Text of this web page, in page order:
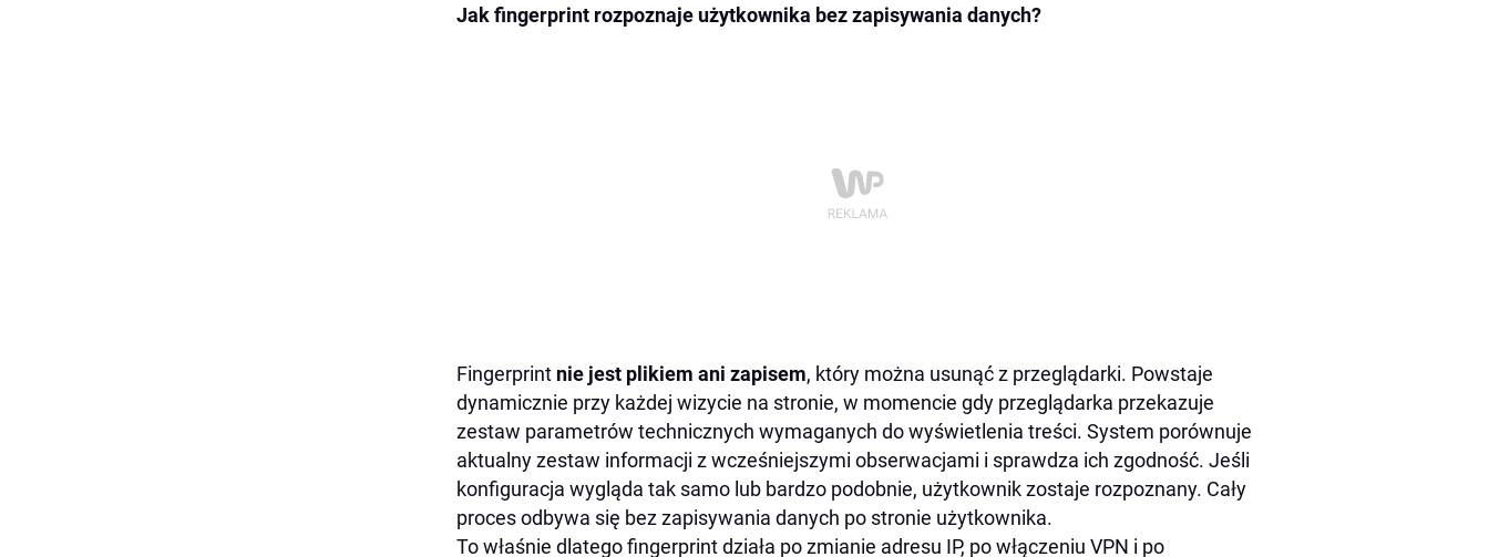
Jak fingerprint rozpoznaje użytkownika bez zapisywania danych?
Fingerprint nie jest plikiem ani zapisem, który można usunąć z przeglądarki. Powstaje
dynamicznie przy każdej wizycie na stronie, w momencie gdy przeglądarka przekazuje
zestaw parametrów technicznych wymaganych do wyświetlenia treści. System porównuje
aktualny zestaw informacji z wcześniejszymi obserwacjami i sprawdza ich zgodność. Jeśli
konfiguracja wygląda tak samo lub bardzo podobnie, użytkownik zostaje rozpoznany. Cały
proces odbywa się bez zapisywania danych po stronie użytkownika.
To właśnie dlatego fingerprint działa po zmianie adresu IP, po włączeniu VPN i po